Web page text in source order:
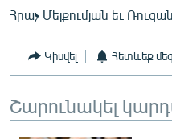
Հրաչ Մելքումյան եւ
Կիսվել Հետևեք մեզ
Շարունակել